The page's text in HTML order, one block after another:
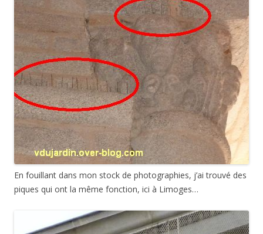
En fouillant dans mon stock de photographies, j’ai trouvé des
piques qui ont la même fonction, ici à Limoges…